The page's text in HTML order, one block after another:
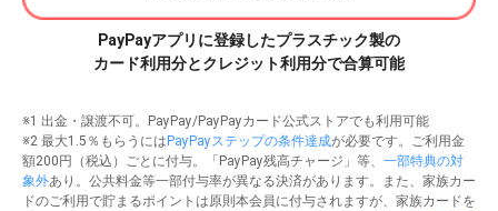
PayPayアプリに登録したプラスチック製の
カード利用分とクレジット利用分で合算可能
※1 出金・譲渡不可。PayPay/PayPayカード公式ストアでも利用可能
※2 最大1.5％もらうには PayPayステップの条件達成が必要です。ご利用金
額200円（税込）ごとに付与。「PayPay残高チャージ」等、 一部特典の対
象外あり。公共料金等一部付与率が異なる決済があります。また、家族カー
ドのご利用で貯まるポイントは原則本会員に付与されますが、家族カードを